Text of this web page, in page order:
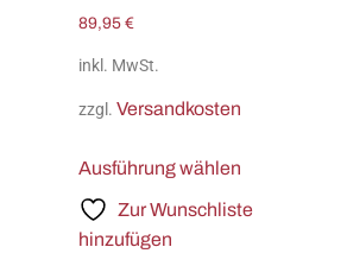
89,95 €
inkl. MwSt.
zzgl. Versandkosten
Ausführung wählen
Zur Wunschliste
hinzufügen